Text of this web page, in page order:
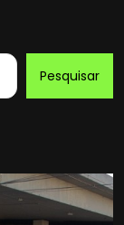
Pesquisar